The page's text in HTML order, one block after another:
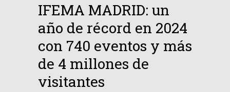
IFEMA MADRID: un
año de récord en 2024
con 740 eventos y más
de 4 millones de
visitantes